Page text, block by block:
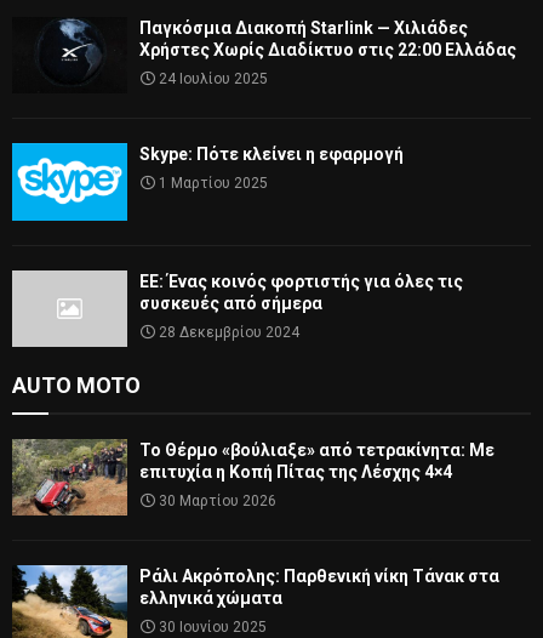
Παγκόσμια Διακοπή Starlink — Χιλιάδες
Χρήστες Χωρίς Διαδίκτυο στις 22:00 Ελλάδας
24 Ιουλίου 2025
Skype: Πότε κλείνει η εφαρμογή
1 Μαρτίου 2025
ΕΕ: Ένας κοινός φορτιστής για όλες τις
συσκευές από σήμερα
28 Δεκεμβρίου 2024
AUTO MOTO
Το Θέρμο «βούλιαξε» από τετρακίνητα: Με
επιτυχία η Κοπή Πίτας της Λέσχης 4×4
30 Μαρτίου 2026
Ράλι Ακρόπολης: Παρθενική νίκη Τάνακ στα
ελληνικά χώματα
30 Ιουνίου 2025